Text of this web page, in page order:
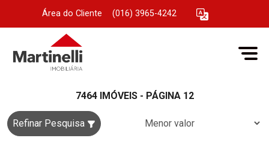
Área do Cliente (016) 3965-4242
7464 IMÓVEIS - PÁGINA 12
Refinar Pesquisa